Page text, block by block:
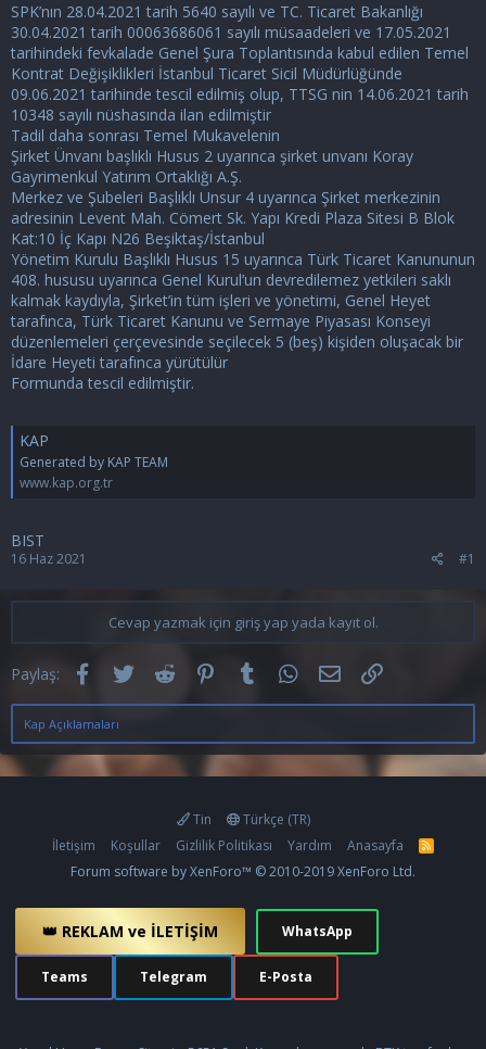
SPK’nın 28.04.2021 tarih 5640 sayılı ve TC. Ticaret Bakanlığı
30.04.2021 tarih 00063686061 sayılı müsaadeleri ve 17.05.2021
tarihindeki fevkalade Genel Şura Toplantısında kabul edilen Temel
Kontrat Değişiklikleri İstanbul Ticaret Sicil Müdürlüğünde
09.06.2021 tarihinde tescil edilmiş olup, TTSG nin 14.06.2021 tarih
10348 sayılı nüshasında ilan edilmiştir
Tadil daha sonrası Temel Mukavelenin
Şirket Ünvanı başlıklı Husus 2 uyarınca şirket unvanı Koray
Gayrimenkul Yatırım Ortaklığı A.Ş.
Merkez ve Şubeleri Başlıklı Unsur 4 uyarınca Şirket merkezinin
adresinin Levent Mah. Cömert Sk. Yapı Kredi Plaza Sitesi B Blok
Kat:10 İç Kapı N26 Beşiktaş/İstanbul
Yönetim Kurulu Başlıklı Husus 15 uyarınca Türk Ticaret Kanununun
408. hususu uyarınca Genel Kurul’un devredilemez yetkileri saklı
kalmak kaydıyla, Şirket’in tüm işleri ve yönetimi, Genel Heyet
tarafınca, Türk Ticaret Kanunu ve Sermaye Piyasası Konseyi
düzenlemeleri çerçevesinde seçilecek 5 (beş) kişiden oluşacak bir
İdare Heyeti tarafınca yürütülür
Formunda tescil edilmiştir.
KAP
Generated by KAP TEAM
www.kap.org.tr
BIST
16 Haz 2021 #1
Cevap yazmak için giriş yap yada kayıt ol.
Paylaş: Facebook
TwitterReddit PinterestTumblrWhatsApp
E-postaLink
Kap Açıklamaları
Tin
Türkçe (TR)
İletişim
Koşullar Gizlilik Politikası Yardım Anasayfa
R
Forum software by XenForo™ © 2010-2019 XenForo Ltd.
👑 REKLAM ve İLETİŞİM WhatsApp
Teams Telegram E-Posta